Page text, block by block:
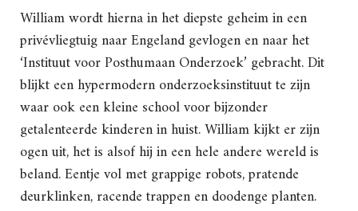
William wordt hierna in het diepste geheim in een
privévliegtuig naar Engeland gevlogen en naar het
‘Instituut voor Posthumaan Onderzoek’ gebracht. Dit
blijkt een hypermodern onderzoeksinstituut te zijn
waar ook een kleine school voor bijzonder
getalenteerde kinderen in huist. William kijkt er zijn
ogen uit, het is alsof hij in een hele andere wereld is
beland. Eentje vol met grappige robots, pratende
deurklinken, racende trappen en doodenge planten.